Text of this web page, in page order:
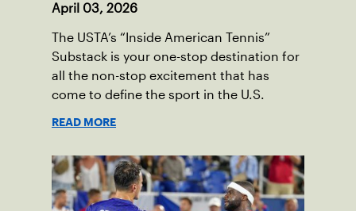
April 03, 2026
The USTA’s “Inside American Tennis”
Substack is your one-stop destination for
all the non-stop excitement that has
come to define the sport in the U.S.
READ MORE